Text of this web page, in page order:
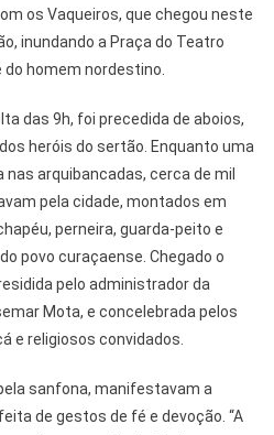
os Vaqueiros, que chegou neste
inundando a Praça do Teatro
do homem nordestino.
das 9h, foi precedida de aboios,
heróis do sertão. Enquanto uma
arquibancadas, cerca de mil
pela cidade, montados em
perneira, guarda-peito e
povo curaçaense. Chegado o
pelo administrador da
Mota, e concelebrada pelos
e religiosos convidados.
sanfona, manifestavam a
de gestos de fé e devoção. “A